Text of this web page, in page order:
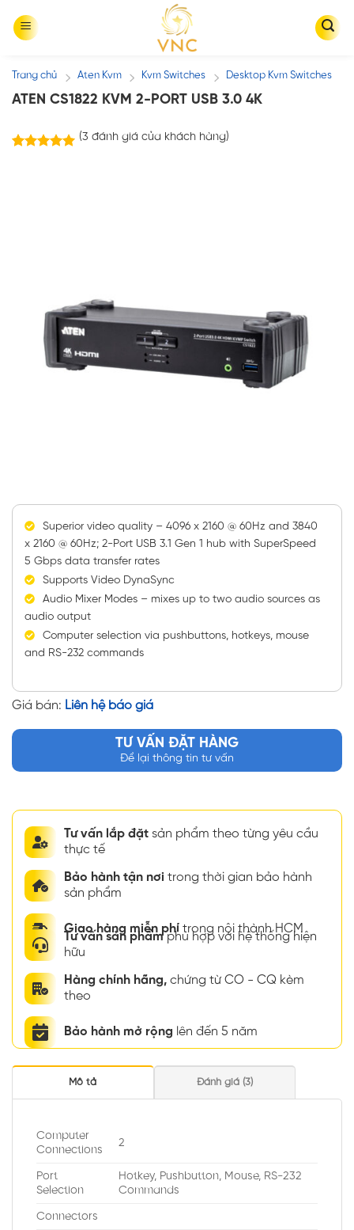
Trang chủ / Aten Kvm / Kvm Switches / Desktop Kvm Switches
ATEN CS1822 KVM 2-PORT USB 3.0 4K
(3 đánh giá của khách hàng)
Superior video quality – 4096 x 2160 @ 60Hz and 3840
x 2160 @ 60Hz; 2-Port USB 3.1 Gen 1 hub with SuperSpeed
5 Gbps data transfer rates
Supports Video DynaSync
Audio Mixer Modes – mixes up to two audio sources as
audio output
Computer selection via pushbuttons, hotkeys, mouse
and RS-232 commands
Giá bán: Liên hệ báo giá
TƯ VẤN ĐẶT HÀNG
Để lại thông tin tư vấn
Tư vấn lắp đặt sản phẩm theo từng yêu cầu
thực tế
Bảo hành tận nơi trong thời gian bảo hành
sản phẩm
Giao hàng miễn phí trong nội thành HCM
Tư vấn sản phẩmphù hợp với hệ thống hiện
hữu
Hàng chính hãng, chứng từ CO - CQ kèm
theo
Bảo hành mở rộng lên đến 5 năm
Mô tả Đánh giá (3)
Computer
Connections
2
Port
Selection
Hotkey, Pushbutton, Mouse, RS-232
Commands
Connectors